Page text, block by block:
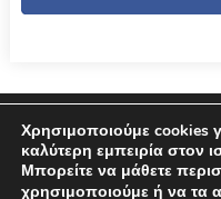
Επικοινωνία
© 2026
Χρησιμοποιούμε cookies
καλύτερη εμπειρία στον
Μπορείτε να μάθετε
χρησιμοποιούμε ή να τα